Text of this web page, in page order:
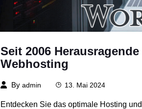
Seit 2006
Webhosting
By admin 13. Mai 2024
Entdecken Sie das optimale Hosting